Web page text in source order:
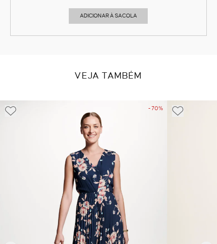
ADICIONAR À SACOLA
VEJA TAMBÉM
- 70%